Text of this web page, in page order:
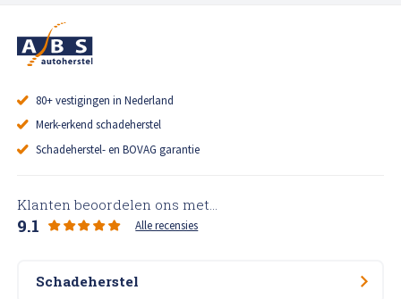
80+ vestigingen in Nederland
Merk-erkend schadeherstel
Schadeherstel- en BOVAG garantie
Klanten beoordelen ons met...
9.1 Alle recensies
Schadeherstel